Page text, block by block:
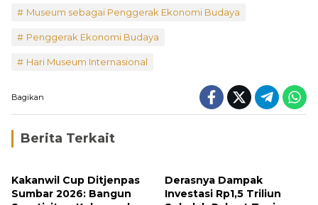
Museum sebagai Penggerak Ekonomi Budaya
Penggerak Ekonomi Budaya
Hari Museum Internasional
Bagikan
Berita Terkait
Kakanwil Cup Ditjenpas
Sumbar 2026: Bangun
Derasnya Dampak
Investasi Rp1,5 Triliun